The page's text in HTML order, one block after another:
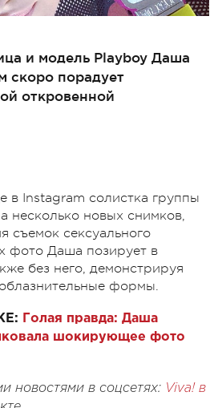
и модель Playboy Даша
скоро порадует
откровенной
в Instagram солистка группы
несколько новых снимков,
съемок сексуального
фото Даша позирует в
без него, демонстрируя
формы.
Голая правда: Даша
шокирующее фото
новостями в соцсетях: Viva! в